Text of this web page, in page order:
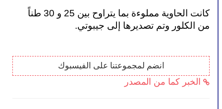
من الكلور وتم تصديرها إلى جيبوتي.
انضم لمجموعتنا على الفيسبوك
الخبر كما من المصدر